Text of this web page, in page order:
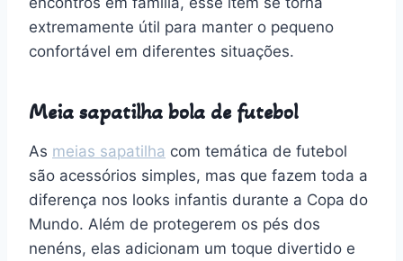
extremamente útil para manter o pequeno
confortável em diferentes situações.
Meia sapatilha bola de futebol
As meias sapatilha com temática de futebol
são acessórios simples, mas que fazem toda a
diferença nos looks infantis durante a Copa do
Mundo. Além de protegerem os pés dos
nenéns, elas adicionam um toque divertido e